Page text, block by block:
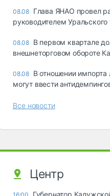
08.08 Глава ЯНАО провел
руководителем
08.08 В первом квартале
внешнеторговом обороте
08.08 В отношении
могут ввести
Все новости
Центр
Губернатор